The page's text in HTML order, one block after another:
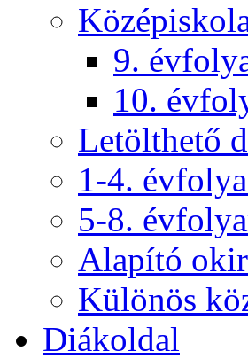
9.
10.
Letölthető
1-4.
5-8.
Alapító
Különös
Diákoldal